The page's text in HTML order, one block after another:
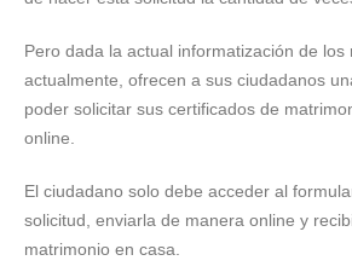
Pero dada la actual informatización de los
actualmente, ofrecen a sus ciudadanos
poder solicitar sus certificados de
online.
El ciudadano solo debe acceder al
solicitud, enviarla de manera online y
matrimonio en casa.